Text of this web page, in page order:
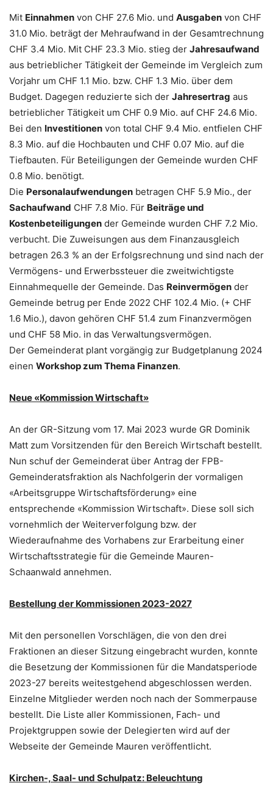
Mit Einnahmen von CHF 27.6 Mio. und Ausgaben von CHF
31.0 Mio. beträgt der Mehraufwand in der Gesamtrechnung
CHF 3.4 Mio. Mit CHF 23.3 Mio. stieg der Jahresaufwand
aus betrieblicher Tätigkeit der Gemeinde im Vergleich zum
Vorjahr um CHF 1.1 Mio. bzw. CHF 1.3 Mio. über dem
Budget. Dagegen reduzierte sich der Jahresertrag aus
betrieblicher Tätigkeit um CHF 0.9 Mio. auf CHF 24.6 Mio.
Bei den Investitionen von total CHF 9.4 Mio. entfielen CHF
8.3 Mio. auf die Hochbauten und CHF 0.07 Mio. auf die
Tiefbauten. Für Beteiligungen der Gemeinde wurden CHF
0.8 Mio. benötigt.
Die Personalaufwendungen betragen CHF 5.9 Mio., der
Sachaufwand CHF 7.8 Mio. Für Beiträge und
Kostenbeteiligungen der Gemeinde wurden CHF 7.2 Mio.
verbucht. Die Zuweisungen aus dem Finanzausgleich
betragen 26.3 % an der Erfolgsrechnung und sind nach der
Vermögens- und Erwerbssteuer die zweitwichtigste
Einnahmequelle der Gemeinde. Das Reinvermögen der
Gemeinde betrug per Ende 2022 CHF 102.4 Mio. (+ CHF
1.6 Mio.), davon gehören CHF 51.4 zum Finanzvermögen
und CHF 58 Mio. in das Verwaltungsvermögen.
Der Gemeinderat plant vorgängig zur Budgetplanung 2024
einen Workshop zum Thema Finanzen.
Neue «Kommission Wirtschaft»
An der GR-Sitzung vom 17. Mai 2023 wurde GR Dominik
Matt zum Vorsitzenden für den Bereich Wirtschaft bestellt.
Nun schuf der Gemeinderat über Antrag der FPB-
Gemeinderatsfraktion als Nachfolgerin der vormaligen
«Arbeitsgruppe Wirtschaftsförderung» eine
entsprechende «Kommission Wirtschaft». Diese soll sich
vornehmlich der Weiterverfolgung bzw. der
Wiederaufnahme des Vorhabens zur Erarbeitung einer
Wirtschaftsstrategie für die Gemeinde Mauren-
Schaanwald annehmen.
Bestellung der Kommissionen 2023-2027
Mit den personellen Vorschlägen, die von den drei
Fraktionen an dieser Sitzung eingebracht wurden, konnte
die Besetzung der Kommissionen für die Mandatsperiode
2023-27 bereits weitestgehend abgeschlossen werden.
Einzelne Mitglieder werden noch nach der Sommerpause
bestellt. Die Liste aller Kommissionen, Fach- und
Projektgruppen sowie der Delegierten wird auf der
Webseite der Gemeinde Mauren veröffentlicht.
Kirchen-, Saal- und Schulpatz: Beleuchtung